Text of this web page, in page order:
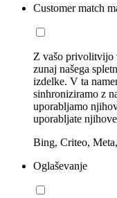
Customer match
Z vašo privolitvijo
zunaj našega
izdelke. V ta
sinhroniziramo z
uporabljamo
uporabljate
Bing, Criteo,
Oglaševanje